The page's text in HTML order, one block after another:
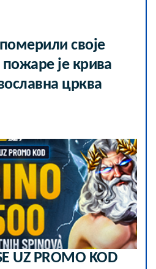
своје
је крива
црква
UZ PROMO KOD